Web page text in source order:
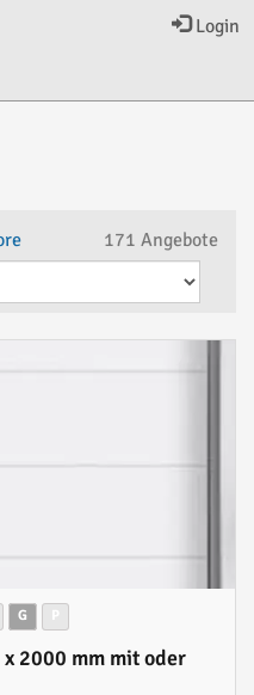
Login
171 Angebote
G
2000 mm mit oder